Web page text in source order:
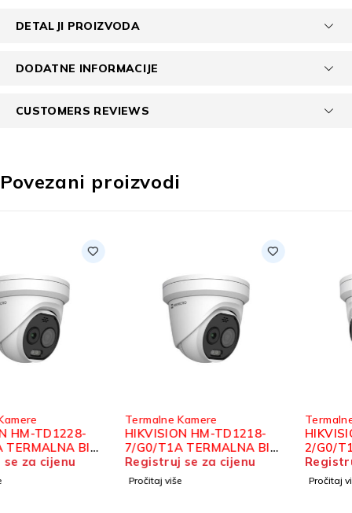
DETALJI PROIZVODA
DODATNE INFORMACIJE
CUSTOMERS REVIEWS
Povezani proizvodi
Termalne Kamere
HIKVISION HM-TD1218-
7/G0/T1A TERMALNA BI-
SPECTRUM IP TURRET
Registruj se za cijenu
Termalne Kamere
HIKVISION HM-TD1218-
2/G0/T1A TERMALNA BI-
SPECTRUM IP TURRET
Registruj se za cijenu